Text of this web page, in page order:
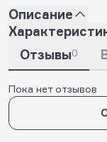
Описание
Отзывы0
Пока нет отзывов